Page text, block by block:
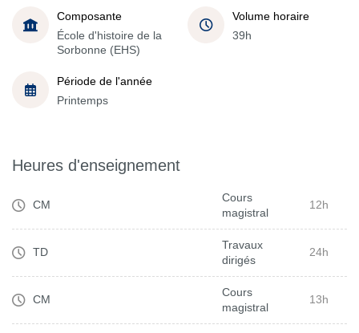
Composante
École d'histoire de la
Sorbonne (EHS)
Volume horaire
39h
Période de l'année
Printemps
Heures d'enseignement
CM
Cours
magistral
12h
TD
Travaux
dirigés
24h
CM
Cours
magistral
13h